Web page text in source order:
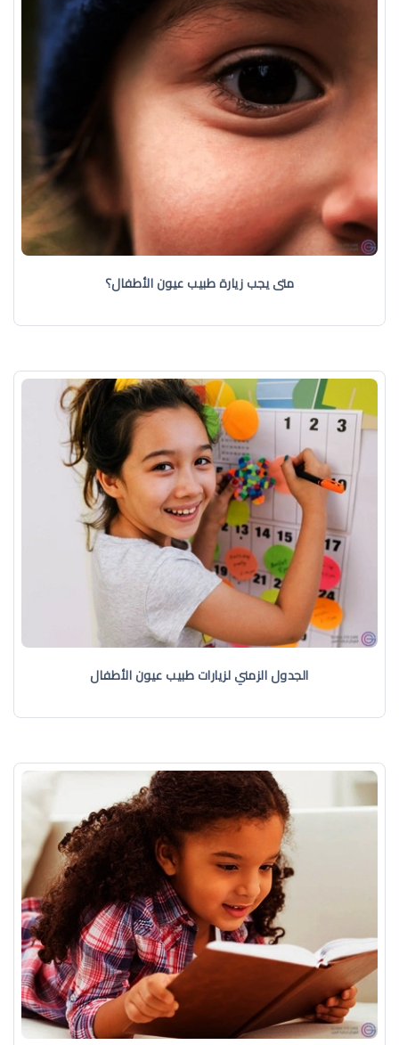
متى يجب زيارة طبيب عيون الأطفال؟
الجدول الزمني لزيارات طبيب عيون الأطفال